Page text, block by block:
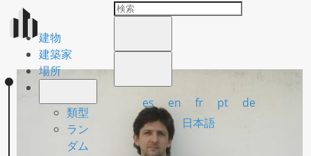
建物
建築家
場所
類型
ラン
ダム
es en fr pt
de
日本語